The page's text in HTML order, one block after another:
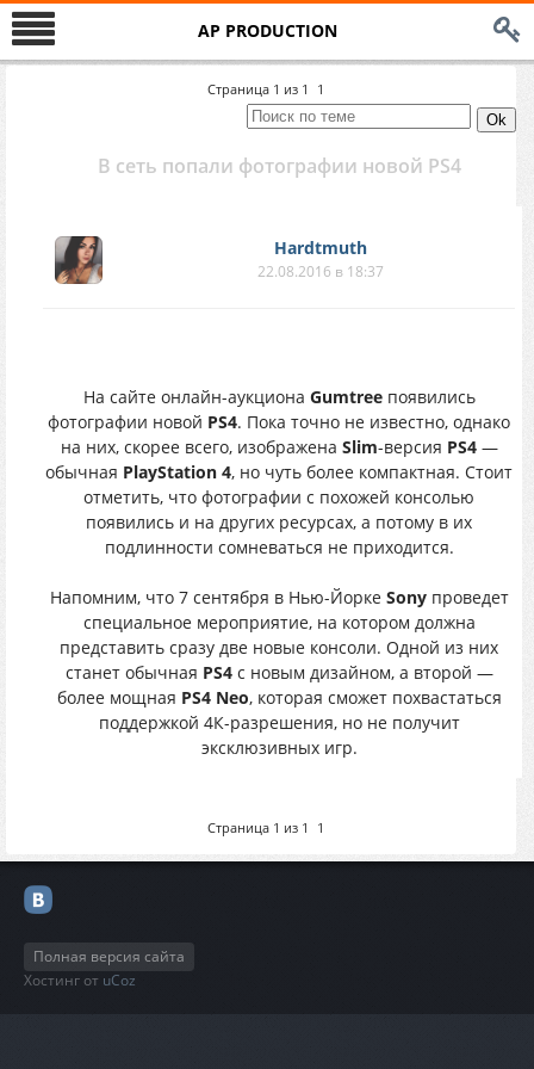
AP PRODUCTION
Страница 1 из 1 1
В сеть попали фотографии новой PS4
Hardtmuth
22.08.2016 в 18:37
На сайте онлайн-аукциона Gumtreeпоявились
фотографии новой PS4. Пока точно не известно, однако
на них, скорее всего, изображена Slim-версия PS4—
обычная PlayStation 4, но чуть более компактная. Стоит
отметить, что фотографии с похожей консолью
появились и на других ресурсах, а потому в их
подлинности сомневаться не приходится.
Напомним, что 7 сентября в Нью-Йорке Sonyпроведет
специальное мероприятие, на котором должна
представить сразу две новые консоли. Одной из них
станет обычная PS4с новым дизайном, а второй —
более мощная PS4 Neo, которая сможет похвастаться
поддержкой 4К-разрешения, но не получит
эксклюзивных игр.
Страница 1 из 1 1
Полная версия сайта
Хостинг от uCoz